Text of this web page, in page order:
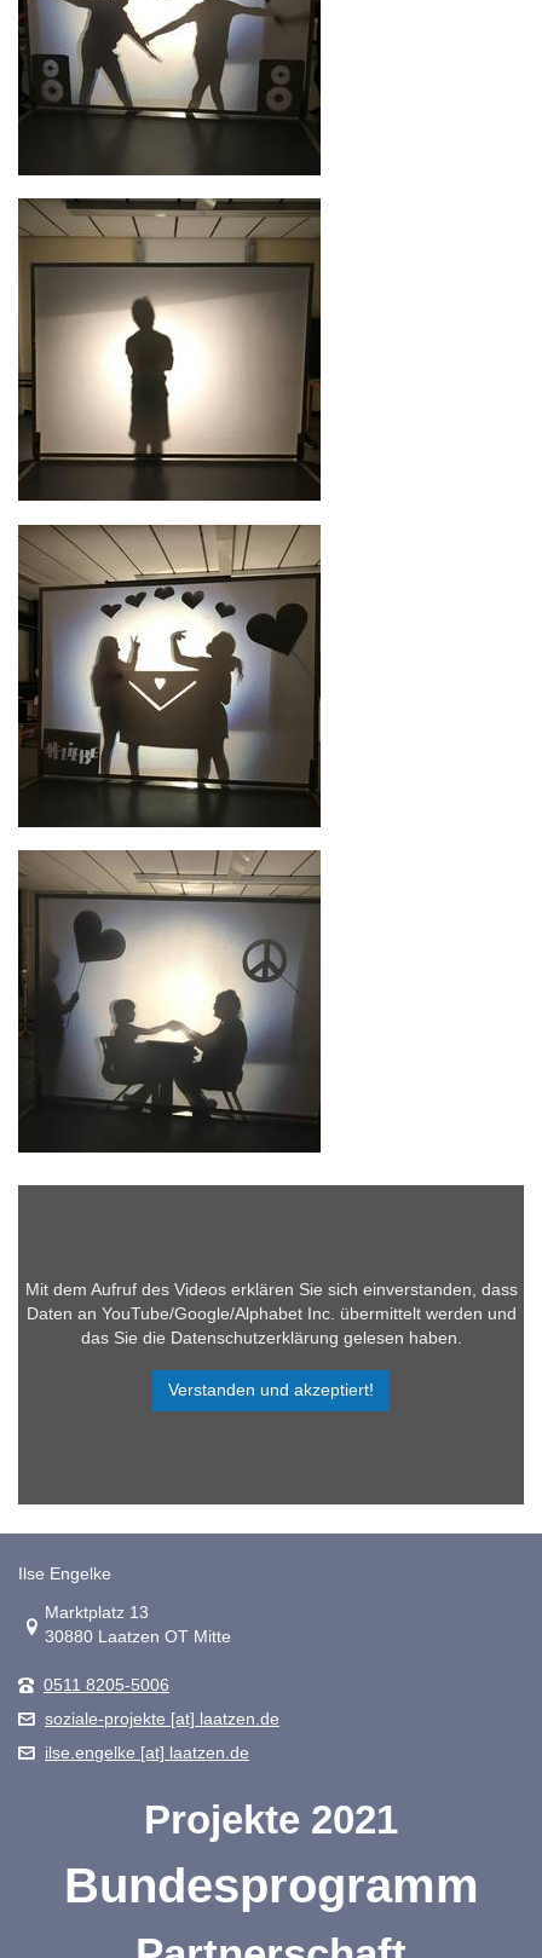
Mit dem Aufruf des Videos erklären Sie sich einverstanden, dass
Daten an YouTube/Google/Alphabet Inc. übermittelt werden und
das Sie die Datenschutzerklärung gelesen haben.
Verstanden und akzeptiert!
Ilse Engelke
Link zur Google-Maps Navigation
Marktplatz 13
30880 Laatzen OT Mitte
0511 8205-5006
soziale-projekte [at] laatzen.de
ilse.engelke [at] laatzen.de
Projekte 2021
Bundesprogramm